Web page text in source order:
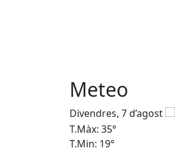
Meteo
Divendres, 7 d’agost
T.Màx: 35°
T.Min: 19°